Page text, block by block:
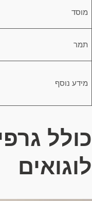
מוסד
תמר
מידע נוסף
כולל
לוגואים